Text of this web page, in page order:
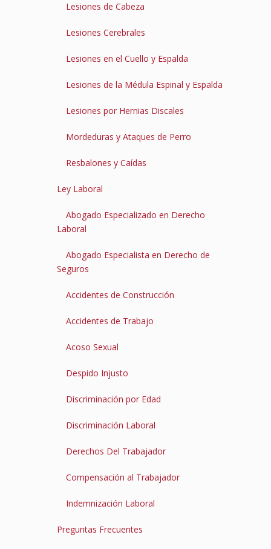
Lesiones de Cabeza
Lesiones Cerebrales
Lesiones en el Cuello y Espalda
Lesiones de la Médula Espinal y Espalda
Lesiones por Hernias Discales
Mordeduras y Ataques de Perro
Resbalones y Caídas
Ley Laboral
Abogado Especializado en Derecho
Laboral
Abogado Especialista en Derecho de
Seguros
Accidentes de Construcción
Accidentes de Trabajo
Acoso Sexual
Despido Injusto
Discriminación por Edad
Discriminación Laboral
Derechos Del Trabajador
Compensación al Trabajador
Indemnización Laboral
Preguntas Frecuentes